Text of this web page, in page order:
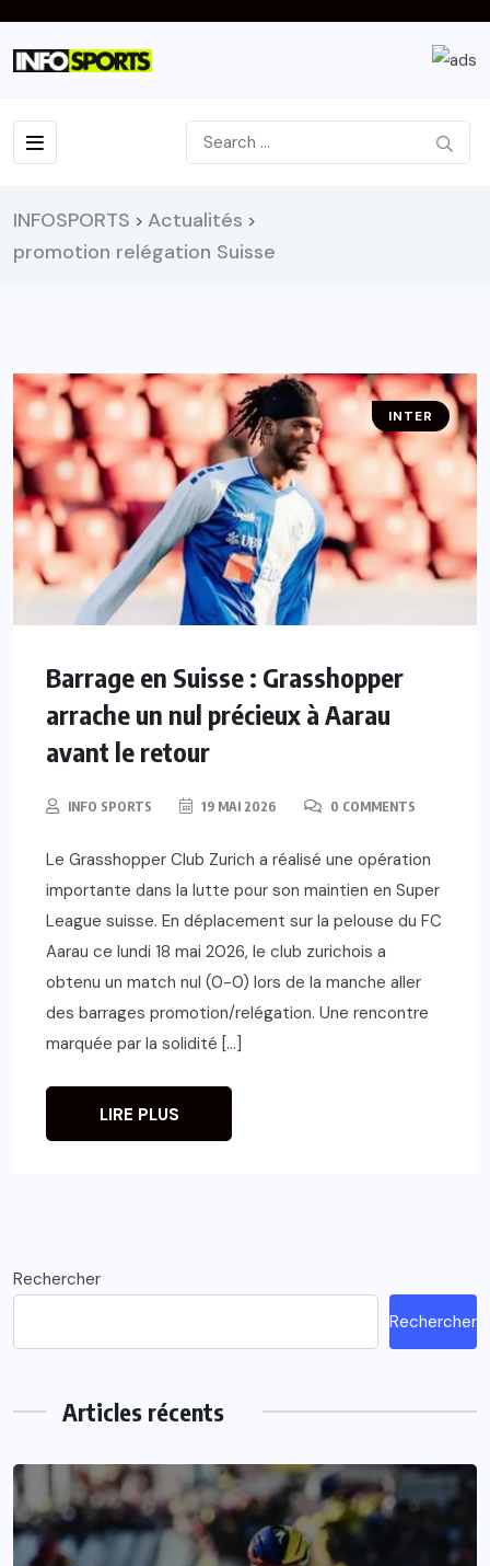
INFOSPORTS > Actualités >
promotion relégation Suisse
INTER
Barrage en Suisse : Grasshopper
arrache un nul précieux à Aarau
avant le retour
INFO SPORTS 19 MAI 2026 0 COMMENTS
Le Grasshopper Club Zurich a réalisé une opération
importante dans la lutte pour son maintien en Super
League suisse. En déplacement sur la pelouse du FC
Aarau ce lundi 18 mai 2026, le club zurichois a
obtenu un match nul (0-0) lors de la manche aller
des barrages promotion/relégation. Une rencontre
marquée par la solidité […]
LIRE PLUS
Rechercher
Rechercher
Articles récents